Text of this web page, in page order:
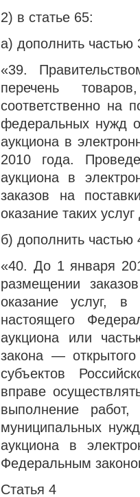
2) в статье 65:
а) дополнить
«39.
перечень
соответственно на
федеральных нужд
аукциона в
2010 года.
аукциона в
заказов на
оказание таких
б) дополнить
«40. До 1 января
размещении
оказание услуг,
настоящего
аукциона или
закона —
субъектов
вправе
выполнение работ,
муниципальных
аукциона в
Федеральным
Статья 4